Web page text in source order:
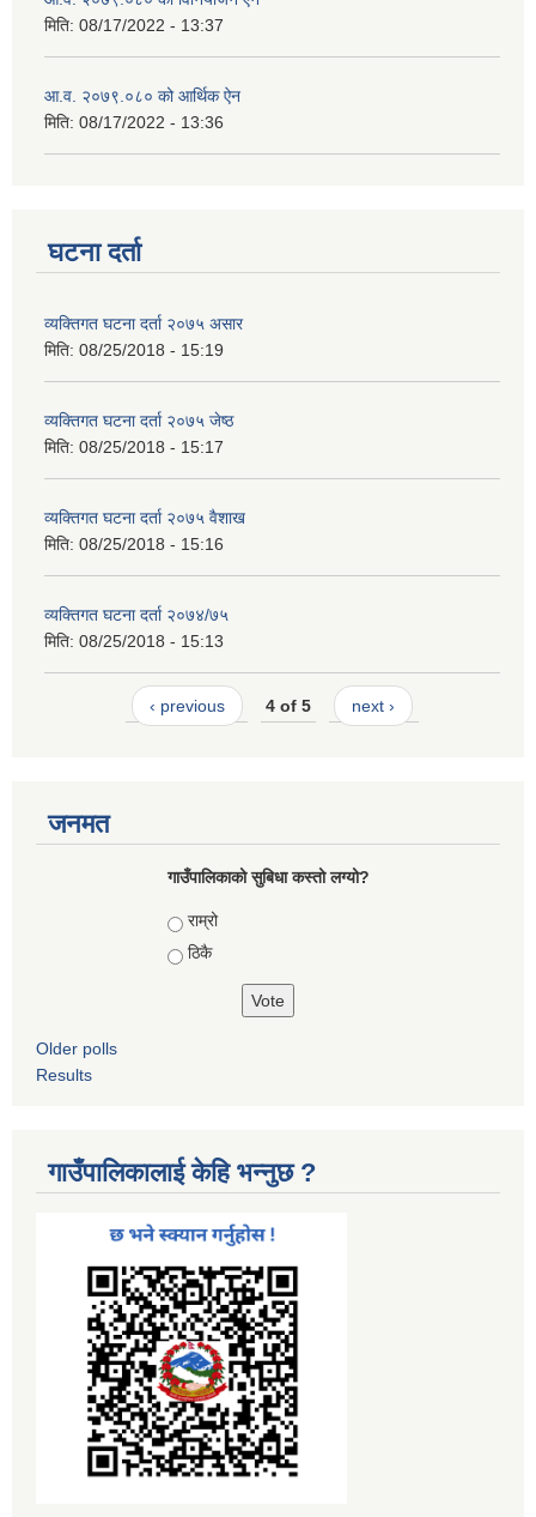
मिति: 08/17/2022 - 13:37
आ.व. २०७९.०८० को आर्थिक ऐन
मिति: 08/17/2022 - 13:36
घटना दर्ता
व्यक्तिगत घटना दर्ता २०७५ असार
मिति: 08/25/2018 - 15:19
व्यक्तिगत घटना दर्ता २०७५ जेष्ठ
मिति: 08/25/2018 - 15:17
व्यक्तिगत घटना दर्ता २०७५ वैशाख
मिति: 08/25/2018 - 15:16
व्यक्तिगत घटना दर्ता २०७४/७५
मिति: 08/25/2018 - 15:13
‹ previous 4 of 5 next ›
जनमत
गाउँपालिकाको सुबिधा कस्तो लग्यो?
Choices
राम्रो
ठिकै
Older polls
Results
गाउँपालिकालाई केहि भन्नुछ ?